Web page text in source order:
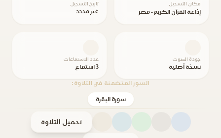
مكان التسجيل
إذاعة القرآن الكريم - مصر
تاريخ التسجيل
غير محدد
جودة الصوت
نسخة أصلية
عدد الاستماعات
3 استماع
السور المتضمنة في التلاوة:
سورة البقرة
تحميل التلاوة